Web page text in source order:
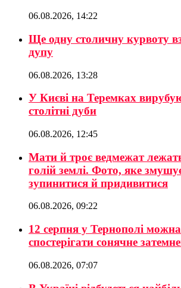
06.08.2026, 14:22
Ще одну столичну курвоту
дупу
06.08.2026, 13:28
У Києві на Теремках
столітні дуби
06.08.2026, 12:45
Мати й троє ведмежат
голій землі. Фото, яке
зупинитися й придивитися
06.08.2026, 09:22
12 серпня у Тернополі
спостерігати сонячне
06.08.2026, 07:07